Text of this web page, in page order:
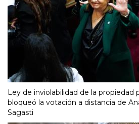
Ley de inviolabilidad de la propiedad
bloqueó la votación a distancia de
Sagasti